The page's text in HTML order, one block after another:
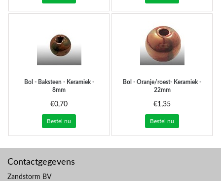
Bol - Baksteen - Keramiek -
8mm
€0,70
Bestel nu
Bol - Oranje/roest- Keramiek -
22mm
€1,35
Bestel nu
Contactgegevens
Zandstorm BV